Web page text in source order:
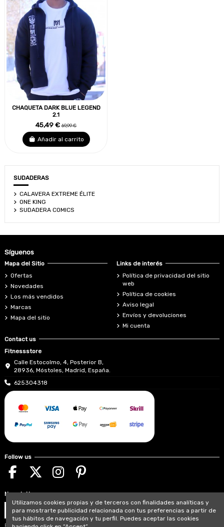
CHAQUETA DARK BLUE LEGEND
2.1
45,49 €69,99 €
Añadir al carrito
SUDADERAS
CALAVERA EXTREME ÉLITE
ONE KING
SUDADERA COMICS
Síguenos
Mapa del Sitio
Ofertas
Novedades
Los más vendidos
Marcas
Mapa del sitio
Links de interés
Política de privacidad del sitio
web
Política de cookies
Aviso legal
Envíos y devoluciones
Mi cuenta
Contact us
Fitnessstore
Calle Estocolmo, 4, Posterior B,
28936, Móstoles, Madrid, España.
625304318
Follow us
Newsletter
Puede darse de baja en cualquier momento. Para
Utilizamos cookies propias y de terceros con finalidades analíticas y
para mostrarte publicidad relacionada con tus preferencias a partir de
tus hábitos de navegación y tu perfil. Puedes aceptar las cookies